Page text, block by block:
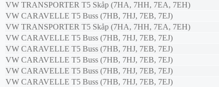
VW TRANSPORTER T5 Skåp (7HA, 7HH, 7EA, 7EH)
VW CARAVELLE T5 Buss (7HB, 7HJ, 7EB, 7EJ)
VW TRANSPORTER T5 Skåp (7HA, 7HH, 7EA, 7EH)
VW CARAVELLE T5 Buss (7HB, 7HJ, 7EB, 7EJ)
VW CARAVELLE T5 Buss (7HB, 7HJ, 7EB, 7EJ)
VW CARAVELLE T5 Buss (7HB, 7HJ, 7EB, 7EJ)
VW CARAVELLE T5 Buss (7HB, 7HJ, 7EB, 7EJ)
VW CARAVELLE T5 Buss (7HB, 7HJ, 7EB, 7EJ)